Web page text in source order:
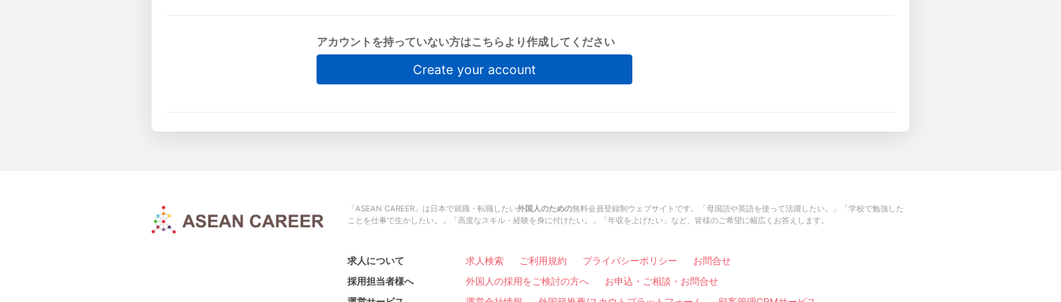
アカウントを持っていない方はこちらより作成してください
Create your account
「ASEAN CAREER」は日本で就職・転職したい外国人のための無料会員登録制ウェブサイトです。「母国語や英語を使って活躍したい。」「学校で勉強した
ことを仕事で生かしたい。」「高度なスキル・経験を身に付けたい。」「年収を上げたい」など、皆様のご希望に幅広くお答えします。
求人について 求人検索 ご利用規約 プライバシーポリシー
お問合せ
採用担当者様へ
外国人の採用をご検討の方へ
お申込・ご相談・お問合せ